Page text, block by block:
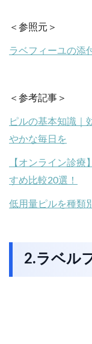
＜参照元＞
ラベフィーユの添
＜参考記事＞
ピルの基本知識｜
やかな毎日を
【オンライン診
すめ比較20選！
低用量ピルを種類
2.ラベル